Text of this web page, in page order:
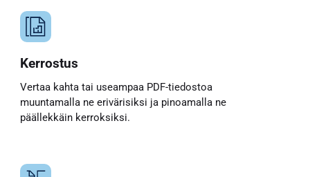
Kerrostus
Vertaa kahta tai useampaa PDF-tiedostoa
muuntamalla ne erivärisiksi ja pinoamalla ne
päällekkäin kerroksiksi.